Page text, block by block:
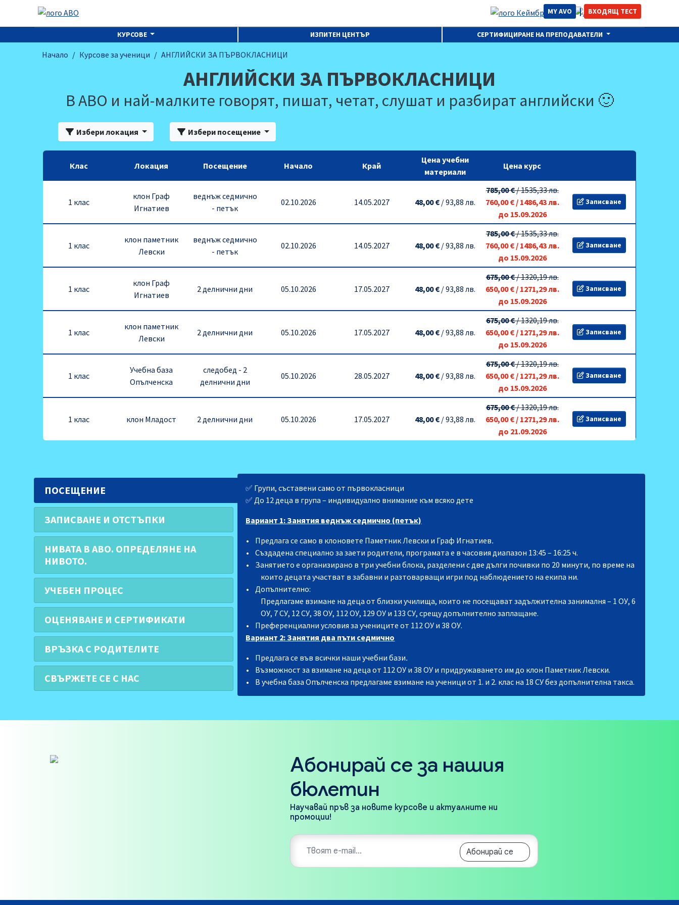
MY AVO ВХОДЯЩ ТЕСТ
КУРСОВЕ ИЗПИТЕН ЦЕНТЪР СЕРТИФИЦИРАНЕ НА ПРЕПОДАВАТЕЛИ
Начало Курсове за ученици АНГЛИЙСКИ ЗА ПЪРВОКЛАСНИЦИ
АНГЛИЙСКИ ЗА ПЪРВОКЛАСНИЦИ
В АВО и най-малките говорят, пишат, четат, слушат и разбират английски 🙂
Избери локация Избери посещение
Клас Локация Посещение Начало Край
Цена учебни
материали
Цена курс
1 клас
клон Граф
Игнатиев
веднъж седмично
- петък
02.10.2026 14.05.2027 48,00 € /93,88 лв.
785,00 €/1535,33 лв.
760,00 €/ 1486,43 лв.
до 15.09.2026
Записване
1 клас
клон паметник
Левски
веднъж седмично
- петък
02.10.2026 14.05.2027 48,00 € /93,88 лв.
785,00 €/1535,33 лв.
760,00 €/ 1486,43 лв.
до 15.09.2026
Записване
1 клас
клон Граф
Игнатиев
2 делнични дни 05.10.2026 17.05.2027 48,00 € /93,88 лв.
675,00 €/1320,19 лв.
650,00 €/ 1271,29 лв.
до 15.09.2026
Записване
1 клас
клон паметник
Левски
2 делнични дни 05.10.2026 17.05.2027 48,00 € /93,88 лв.
675,00 €/1320,19 лв.
650,00 €/ 1271,29 лв.
до 15.09.2026
Записване
1 клас
Учебна база
Опълченска
следобед - 2
делнични дни
05.10.2026 28.05.2027 48,00 € /93,88 лв.
675,00 €/1320,19 лв.
650,00 €/ 1271,29 лв.
до 15.09.2026
Записване
1 клас клон Младост 2 делнични дни 05.10.2026 17.05.2027 48,00 € /93,88 лв.
675,00 €/1320,19 лв.
650,00 €/ 1271,29 лв.
до 21.09.2026
Записване
ПОСЕЩЕНИЕ
ЗАПИСВАНЕ И ОТСТЪПКИ
НИВАТА В АВО. ОПРЕДЕЛЯНЕ НА
НИВОТО.
УЧЕБЕН ПРОЦЕС
ОЦЕНЯВАНЕ И СЕРТИФИКАТИ
ВРЪЗКА С РОДИТЕЛИТЕ
СВЪРЖЕТЕ СЕ С НАС
✅ Групи, съставени само от първокласници
✅ До 12 деца в група – индивидуално внимание към всяко дете
Вариант 1: Занятия веднъж седмично (петък)
• Предлага се само в клоновете Паметник Левски и Граф Игнатиев.
• Създадена специално за заети родители, програмата е в часовия диапазон 13:45 – 16:25 ч.
• Занятието е организирано в три учебни блока, разделени с две дълги почивки по 20 минути, по време на
които децата участват в забавни и разтоварващи игри под наблюдението на екипа ни.
• Допълнително:
Предлагаме взимане на деца от близки училища, които не посещават задължителна занималня – 1 ОУ, 6
ОУ, 7 СУ, 12 СУ, 38 ОУ, 112 ОУ, 129 ОУ и 133 СУ, срещу допълнително заплащане.
• Преференциални условия за учениците от 112 ОУ и 38 ОУ.
Вариант 2: Занятия два пъти седмично
• Предлага се във всички наши учебни бази.
• Възможност за взимане на деца от 112 ОУ и 38 ОУ и придружаването им до клон Паметник Левски.
• В учебна база Опълченска предлагаме взимане на ученици от 1. и 2. клас на 18 СУ без допълнителна такса.
Абонирай се за нашия
бюлетин
Научавай пръв за новите курсове и актуалните ни
промоции!
Абонирай се